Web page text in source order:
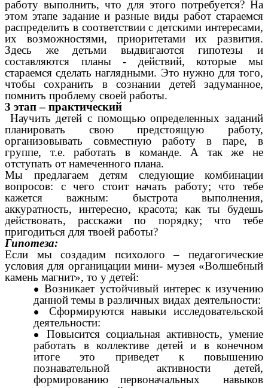
работу выполнить, что для этого потребуется? На
этом этапе задание и разные виды работ стараемся
распределить в соответствии с детскими интересами,
их возможностями, приоритетами их развития.
Здесь же детьми выдвигаются гипотезы и
составляются планы - действий, которые мы
стараемся сделать наглядными. Это нужно для того,
чтобы сохранить в сознании детей задуманное,
помнить проблему своей работы.
3 этап – практический
Научить детей с помощью определенных заданий
планировать свою предстоящую работу,
организовывать совместную работу в паре, в
группе, т.е. работать в команде. А так же не
отступать от намеченного плана.
Мы предлагаем детям следующие комбинации
вопросов: с чего стоит начать работу; что тебе
кажется важным: быстрота выполнения,
аккуратность, интересно, красота; как ты будешь
действовать, расскажи по порядку; что тебе
пригодиться для твоей работы?
Гипотеза:
Если мы создадим психолого – педагогические
условия для органицации мини- музея «Волшебный
камень магнит», то у детей:
Возникает устойчивый интерес к изучению
данной темы в различных видах деятельности:
Сформируются навыки исследовательской
деятельности:
Повысится социальная активность, умение
работать в коллективе детей и в конечном
итоге это приведет к повышению
познавательной активности детей,
формированию первоначальных навыков